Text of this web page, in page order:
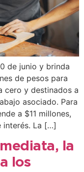
de junio y brinda
de pesos para
cero y destinados a
asociado. Para
a $11 millones,
interés. La […]
la
los